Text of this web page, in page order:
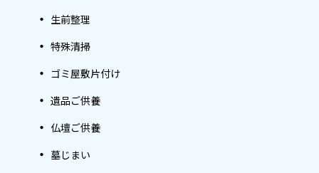
生前整理
特殊清掃
ゴミ屋敷片付け
遺品ご供養
仏壇ご供養
墓じまい